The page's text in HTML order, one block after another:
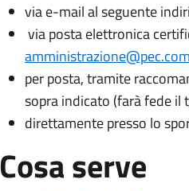
via e-mail al seguente
via posta elettronica
per posta, tramite
sopra indicato (farà fede
direttamente presso lo
Cosa serve